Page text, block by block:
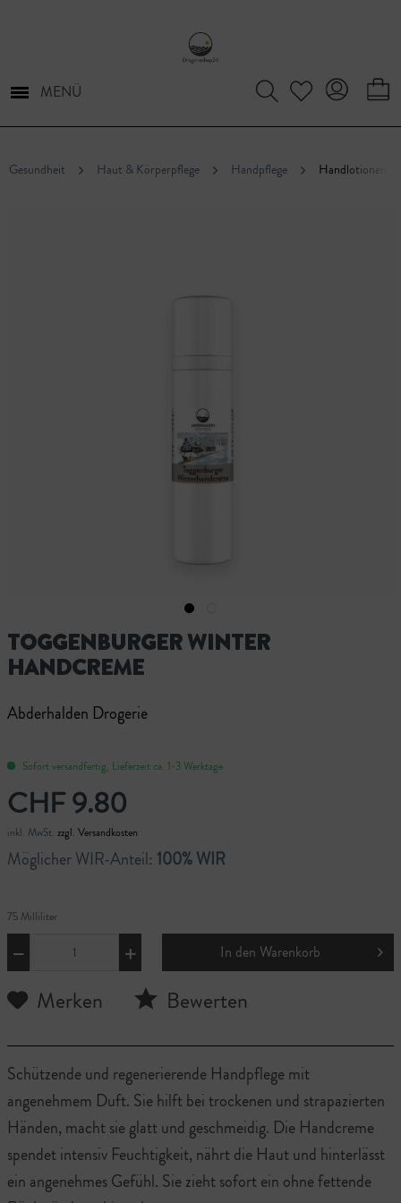
MENÜ
Gesundheit Haut & Körperpflege Handpflege Handlotionen,
TOGGENBURGER WINTER
HANDCREME
Abderhalden Drogerie
Sofort versandfertig, Lieferzeit ca. 1-3 Werktage
CHF 9.80
inkl. MwSt. zzgl. Versandkosten
Möglicher WIR-Anteil: 100% WIR
75 Milliliter
In den Warenkorb
Merken Bewerten
Schützende und regenerierende Handpflege mit
angenehmem Duft. Sie hilft bei trockenen und strapazierten
Händen, macht sie glatt und geschmeidig. Die Handcreme
spendet intensiv Feuchtigkeit, nährt die Haut und hinterlässt
ein angenehmes Gefühl. Sie zieht sofort ein ohne fettende